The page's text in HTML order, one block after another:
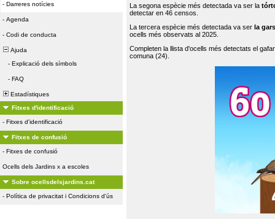
- Darreres notícies
- Agenda
- Codi de conducta
Ajuda
- Explicació dels símbols
- FAQ
Estadístiques
Fitxes d'identificació
- Fitxes d'identificació
Fitxes de confusió
- Fitxes de confusió
Ocells dels Jardins x a escoles
Sobre ocellsdelsjardins.cat
- Política de privacitat i Condicions d'ús
La segona espècie més detectada va ser la
detectar en 46 censos.
La tercera espècie més detectada va ser la
ocells més observats al 2025.
Completen la llista d'ocells més detectats el
comuna (24).